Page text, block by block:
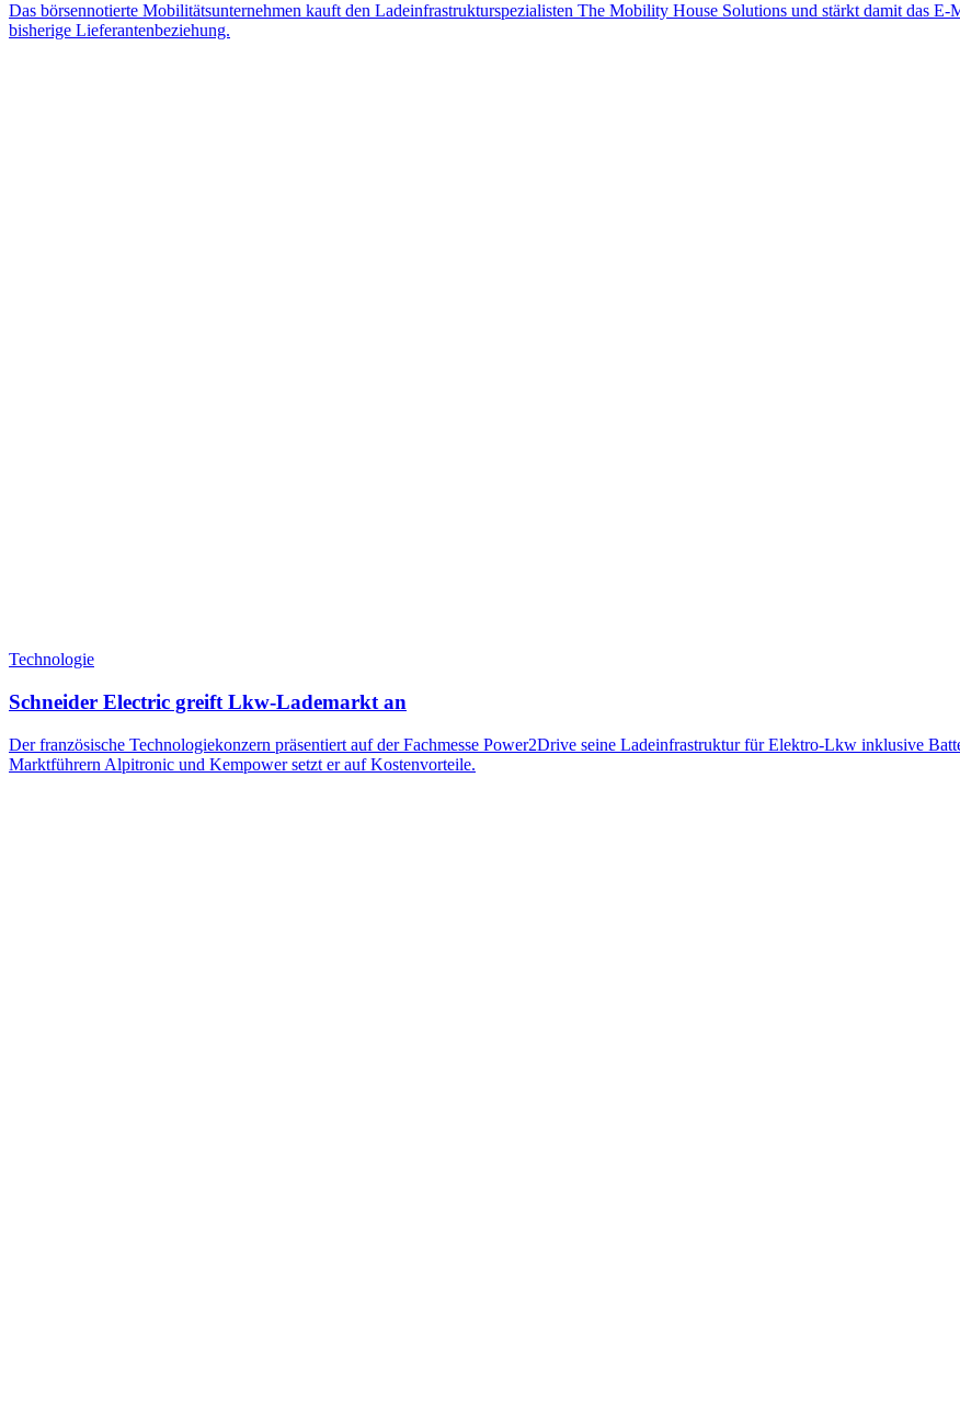
Das börsennotierte Mobilitätsunternehmen kauft den Ladeinfrastrukturspezialisten The Mobility House Solutions und stärkt damit das
bisherige Lieferantenbeziehung.
Technologie
Schneider Electric greift Lkw-Lademarkt an
Der französische Technologiekonzern präsentiert auf der Fachmesse Power2Drive seine Ladeinfrastruktur für Elektro-Lkw inklusive
Marktführern Alpitronic und Kempower setzt er auf Kostenvorteile.